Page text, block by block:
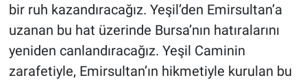
bir ruh kazandıracağız. Yeşil’den Emirsultan’a
uzanan bu hat üzerinde Bursa’nın hatıralarını
yeniden canlandıracağız. Yeşil Caminin
zarafetiyle, Emirsultan’ın hikmetiyle kurulan bu